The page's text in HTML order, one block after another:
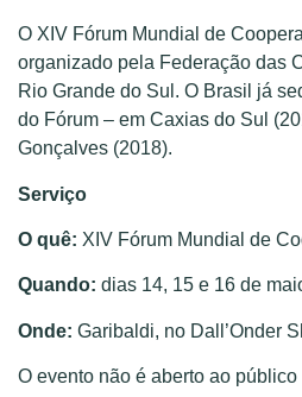
O XIV Fórum Mundial de
organizado pela Federação das
Rio Grande do Sul. O Brasil já
do Fórum – em Caxias do Sul
Gonçalves (2018).
Serviço
O quê: XIV Fórum Mundial de
Quando: dias 14, 15 e 16 de
Onde: Garibaldi, no Dall’Onder
O evento não é aberto ao público